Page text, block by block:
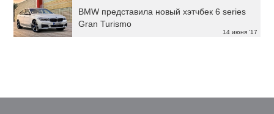
14 июня '17
BMW представила новый хэтчбек 6 series
Gran Turismo